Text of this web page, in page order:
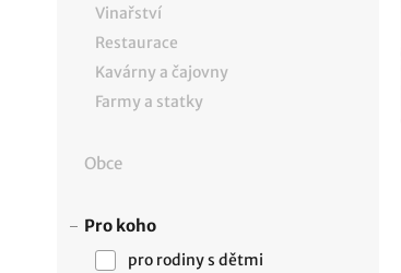
Vinařství
Restaurace
Kavárny a čajovny
Farmy a statky
Obce
Pro koho
pro rodiny s dětmi